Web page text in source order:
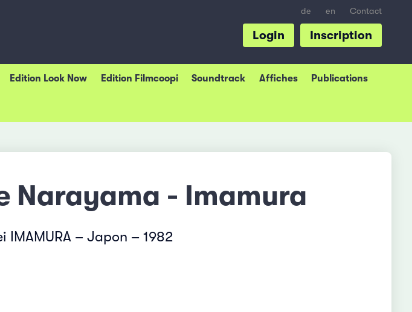
de en Contact
Inscription
Login
Edition Look Now Edition Filmcoopi Soundtrack Affiches Publications
Narayama - Imamura
IMAMURA – Japon – 1982